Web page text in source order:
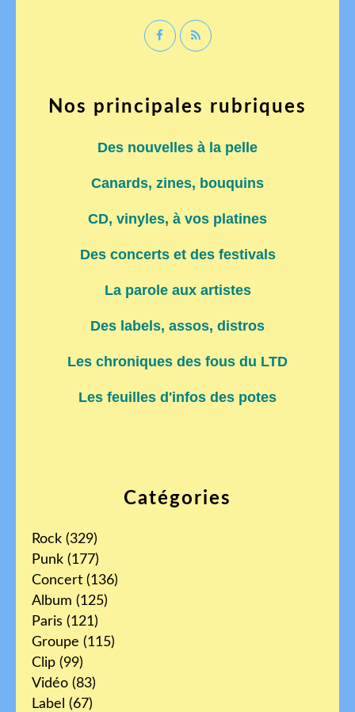
Catégories
Rock (329)
Punk (177)
Concert (136)
Album (125)
Paris (121)
Groupe (115)
Clip (99)
Vidéo (83)
Label (67)
Nos principales rubriques
Des nouvelles à la pelle
Canards, zines, bouquins
CD, vinyles, à vos platines
Des concerts et des festivals
La parole aux artistes
Des labels, assos, distros
Les chroniques des fous du LTD
Les feuilles d'infos des potes